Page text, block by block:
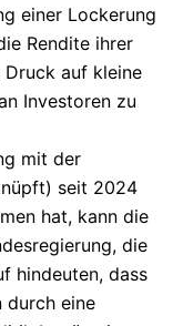
einer Lockerung
Rendite ihrer
auf kleine
Investoren zu
mit der
seit 2024
hat, kann die
die
hindeuten, dass
durch eine